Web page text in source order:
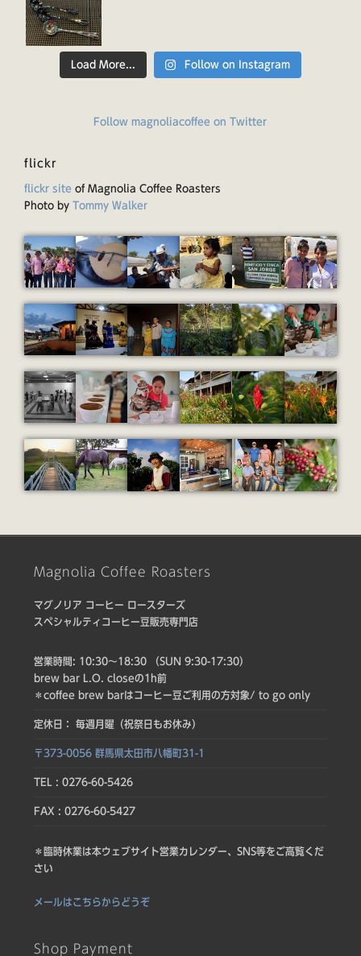
Load More... Follow on Instagram
Follow magnoliacoffee on Twitter
flickr
flickr site of Magnolia Coffee Roasters
Photo by Tommy Walker
Magnolia Coffee Roasters
マグノリア コーヒー ロースターズ
スペシャルティコーヒー豆販売専門店
営業時間: 10:30〜18:30 （SUN 9:30-17:30）
brew bar L.O. closeの1h前
＊coffee brew barはコーヒー豆ご利用の方対象/ to go only
定休日： 毎週月曜（祝祭日もお休み）
〒373-0056 群馬県太田市八幡町31-1
TEL : 0276-60-5426
FAX : 0276-60-5427
＊臨時休業は本ウェブサイト営業カレンダー、SNS等をご高覧くだ
さい
メールはこちらからどうぞ
Shop Payment